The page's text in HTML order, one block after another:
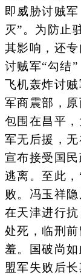
即威胁讨贼
灭”。为防止
其影响，还
讨贼军“勾结
飞机轰炸讨
军商震部，
包围在昌平
军无后援，
宣布接受国
逃离。至此
败。冯玉祥
在天津进行
处死，临刑
羞。国破尚
盟军失败后